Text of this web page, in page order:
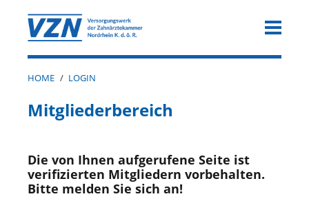
HOME / LOGIN
Mitgliederbereich
Die von Ihnen aufgerufene Seite ist
verifizierten Mitgliedern vorbehalten.
Bitte melden Sie sich an!